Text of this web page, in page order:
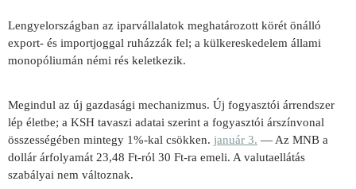
Lengyelországban az iparvállalatok meghatározott körét önálló
export- és importjoggal ruházzák fel; a külkereskedelem állami
monopóliumán némi rés keletkezik.
Megindul az új gazdasági mechanizmus. Új fogyasztói árrendszer
lép életbe; a KSH tavaszi adatai szerint a fogyasztói árszínvonal
összességében mintegy 1%-kal csökken. január 3. — Az MNB a
dollár árfolyamát 23,48 Ft-ról 30 Ft-ra emeli. A valutaellátás
szabályai nem változnak.